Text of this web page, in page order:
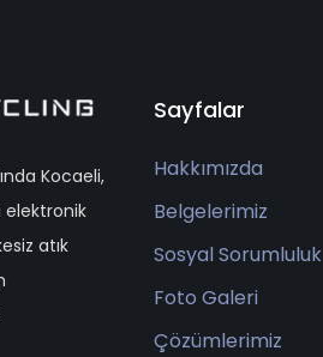
Kocaeli,
elektronik
atık
Sayfalar
Hakkımızda
Belgelerimiz
Sosyal Sorumluluk
Foto Galeri
Çözümlerimiz